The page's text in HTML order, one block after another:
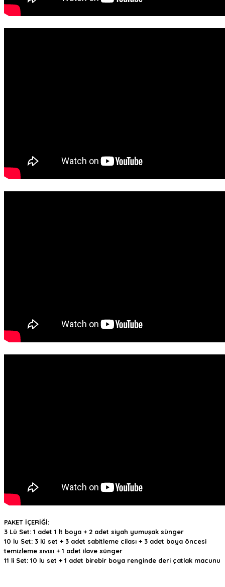
PAKET İÇERİĞİ:
3 Lü Set: 1 adet 1 lt boya + 2 adet siyah yumuşak sünger
10 lu Set: 3 lü set + 3 adet sabitleme cilası + 3 adet boya öncesi
temizleme sıvısı + 1 adet ilave sünger
11 li Set: 10 lu set + 1 adet birebir boya renginde deri çatlak macunu